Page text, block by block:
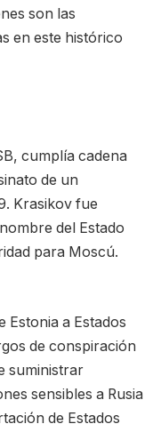
son las
en este histórico
cumplía cadena
de un
Krasikov fue
del Estado
para Moscú.
Estonia a Estados
de conspiración
suministrar
sensibles a Rusia
de Estados